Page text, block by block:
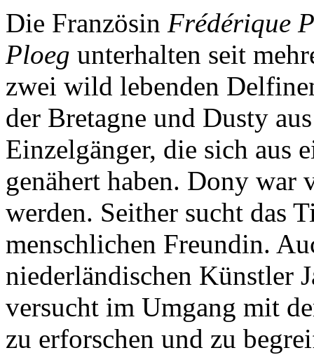
Die Französin Frédérique
Ploeg unterhalten seit
zwei wild lebenden
der Bretagne und Dusty
Einzelgänger, die sich aus
genähert haben. Dony war
werden. Seither sucht das
menschlichen Freundin.
niederländischen Künstler
versucht im Umgang mit
zu erforschen und zu